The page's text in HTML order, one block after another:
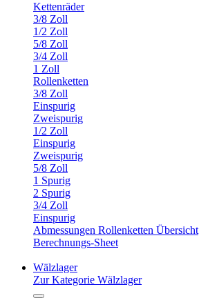
Kettenräder
3/8 Zoll
1/2 Zoll
5/8 Zoll
3/4 Zoll
1 Zoll
Rollenketten
3/8 Zoll
Einspurig
Zweispurig
1/2 Zoll
Einspurig
Zweispurig
5/8 Zoll
1 Spurig
2 Spurig
3/4 Zoll
Einspurig
Abmessungen Rollenketten Übersicht
Berechnungs-Sheet
Wälzlager
Zur Kategorie Wälzlager